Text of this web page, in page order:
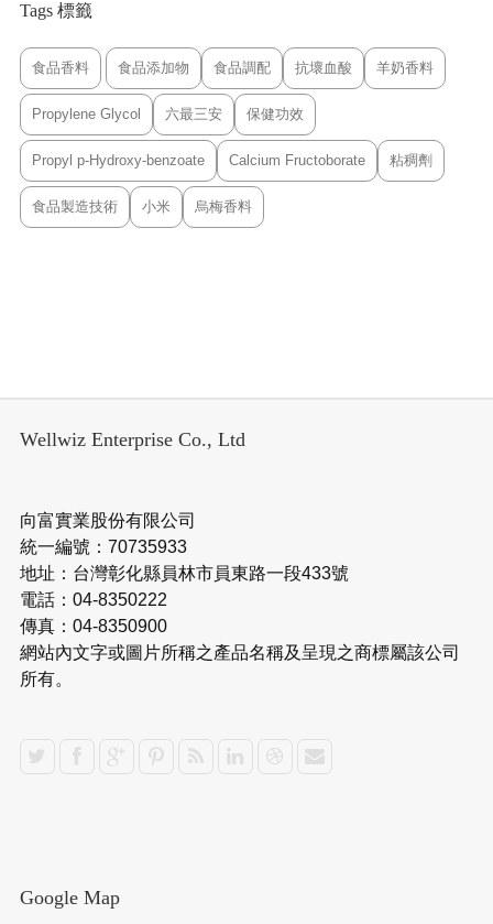
Tags 標籤
食品香料 食品添加物 食品調配 抗壞血酸 羊奶香料
Propylene Glycol 六最三安 保健功效
Propyl p-Hydroxy-benzoate Calcium Fructoborate 粘稠劑
食品製造技術 小米 烏梅香料
Wellwiz Enterprise Co., Ltd
向富實業股份有限公司
統一編號：70735933
地址：台灣彰化縣員林市員東路一段433號
電話：04-8350222
傳真：04-8350900
網站內文字或圖片所稱之產品名稱及呈現之商標屬該公司
所有。
Google Map